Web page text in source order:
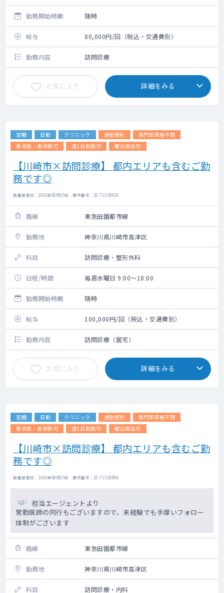
勤務開始時期 随時
給与 80,000円/回（税込・交通費別）
勤務内容 訪問診療
お気に入り 詳細をみる
定期 日勤 クリニック 通勤便利
専門医資格不問
専攻医・専修医可
週1日勤務可 曜日相談可
【川崎市×訪問診療】 都内エリアも含むご勤
務です◎
掲載更新日 : 2026年08月05日 案件番号 : 26-TV338926
路線 東急田園都市線
勤務地 神奈川県川崎市高津区
科目 訪問診療・整形外科
日程/時間 毎週水曜日 9:00～18:00
勤務開始時期 随時
給与 100,000円/回（税込・交通費別）
勤務内容 訪問診療（居宅）
お気に入り 詳細をみる
定期 日勤 クリニック 通勤便利
専門医資格不問
専攻医・専修医可
週1日勤務可 曜日相談可
【川崎市×訪問診療】 都内エリアも含むご勤
務です◎
掲載更新日 : 2026年08月05日 案件番号 : 25-TV320896
担当エージェントより
常勤医師の同行もございますので、未経験でも手厚いフォロー
体制がございます
路線 東急田園都市線
勤務地 神奈川県川崎市高津区
科目 訪問診療・内科